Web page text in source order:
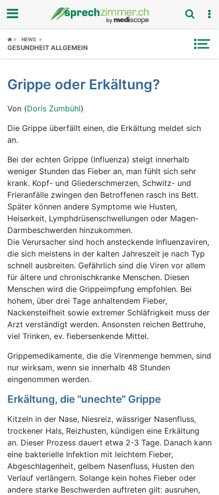
Fokus
Symptome
Untersuchungen
News
Ratgeber
Rubriken
NEWS
GESUNDHEIT ALLGEMEIN
Grippe oder Erkältung?
Von (Doris Zumbühl)
Die Grippe überfällt einen, die Erkältung meldet sich
an.
Bei der echten Grippe (Influenza) steigt innerhalb
weniger Stunden das Fieber an, man fühlt sich sehr
krank. Kopf- und Gliederschmerzen, Schwitz- und
Frieranfälle zwingen den Betroffenen rasch ins Bett.
Später können andere Symptome wie Husten,
Heiserkeit, Lymphdrüsenschwellungen oder Magen-
Darmbeschwerden hinzukommen.
Die Verursacher sind hoch ansteckende Influenzaviren,
die sich meistens in der kalten Jahreszeit je nach Typ
schnell ausbreiten. Gefährlich sind die Viren vor allem
für ältere und chronischkranke Menschen. Diesen
Menschen wird die Grippeimpfung empfohlen. Bei
hohem, über drei Tage anhaltendem Fieber,
Nackensteifheit sowie extremer Schläfrigkeit muss der
Arzt verständigt werden. Ansonsten reichen Bettruhe,
viel Trinken, ev. fiebersenkende Mittel.
Grippemedikamente, die die Virenmenge hemmen, sind
nur wirksam, wenn sie innerhalb 48 Stunden
eingenommen werden.
Erkältung, die ''unechte'' Grippe
Kitzeln in der Nase, Niesreiz, wässriger Nasenfluss,
trockener Hals, Reizhusten, kündigen eine Erkältung
an. Dieser Prozess dauert etwa 2-3 Tage. Danach kann
eine bakterielle Infektion mit leichtem Fieber,
Abgeschlagenheit, gelbem Nasenfluss, Husten den
Verlauf verlängern. Solange kein hohes Fieber oder
andere starke Beschwerden auftreten gilt: ausruhen,